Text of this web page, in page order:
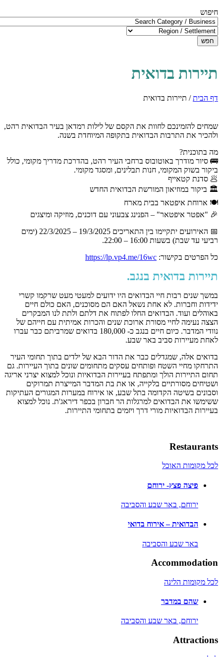
חיפוש
חפש
תיירות בדואית
דף הבית/ תיירות בדואית
שמחים להזמינכם לחוות את הקסם של לילות רמדאן בעיר הבדואית רהט,
ולהכיר את התרבות הבדואית בתקופה המיוחדת בשנה.
מה בתוכנית?
🚌 סיור מודרך באוטובוס ברחבי העיר רהט, בהדרכת מדריך מקומי, כולל
ביקור בשוק המקומי, חנות תבלינים, ומסגד מקומי.
🥟 סדנת קטאייף
🏛️ ביקור במוזיאון המורשת הבדואית החדש
🍽️ ארוחת איפטאר בבית מארח
🎉 "אפטר איפטאר" – הפנינג צבעוני עם דוכנים, מוזיקה ומיצגים
📅 האירועים יתקיימו בין התאריכים 19/3/2025 – 22/3/2025 (ימים
רביעי עד שבת) בשעות 16:00 – 22:00.
כל הפרטים בקישור: https://lp.vp4.me/16wc
תיירות בדואית בנגב.
במשך שנים רבות חיי הבדואים היו ידועים למעטי מעט שרקמו קשרי
ידידות וחברות. לא אחת נשאל האם הם מסוכנים, האם כולם חיים
באוהלים ועוד. הבדואים החלו לפתוח את דלתם ולתת לנו המבקרים
הצצה נעימה לחיי מסורת ארוכת שנים והכרות אמיתית עם חייהם של
נוודי המדבר. כיום חיים בנגב כ- 180,000 בדואים שמרביתם כבר עברו
לאחת מעיירות סביב באר שבע.
בדואים אלה, שמגדלים כבר את הדור הבא של ילדים בתוך תחומי העיר
התרחקו מחיי השטח ופותחים עסקים מתחומים שונים בתוך העיירות. גם
תחום התיירות הולך ומתפתח בעיירות הבדואיות ונוכל למצוא יצרני אריגה
ושטיחים מסורתיים בלקייה, או את בת המדבר המייצרת תמרוקים
וסבונים בשיטה הקדומה בתל שבע, או אירוח במערות המגורים העתיקות
ששימשו את הבדואים למרגלות הר חברון בכפר דיראג'ת. נוכל למצוא
בעיירות הבדואיות מורי דרך ויזמים בתחומי התיירות.
Restaurants
לכל מקומות האוכל
פיצה פצץ- ירוחם
ירוחם, באר שבע והסביבה
הבדואית – אירוח בדואי
באר שבע והסביבה
Accommodation
לכל מקומות הלינה
שהם במדבר
ירוחם, באר שבע והסביבה
Attractions